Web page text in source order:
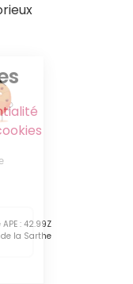
: 42.99Z
la Sarthe